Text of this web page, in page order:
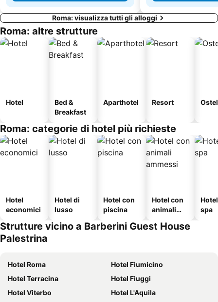
Roma: visualizza tutti gli alloggi
Roma: altre strutture
Hotel
Bed &
Breakfast
Aparthotel Resort
Roma: categorie di hotel più richieste
Hotel
economici
Hotel di
lusso
Hotel con
piscina
Hotel con
animali
spa
Strutture vicino a Barberini Guest House
Palestrina
Hotel Roma
Hotel Fiumicino
Hotel Terracina
Hotel Fiuggi
Hotel Viterbo
Hotel L'Aquila